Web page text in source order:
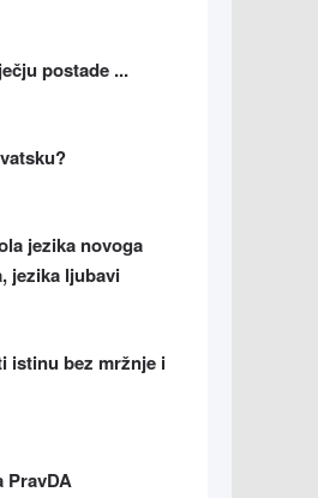
postade ...
jezika novoga
jezika ljubavi
istinu bez mržnje i
PravDA